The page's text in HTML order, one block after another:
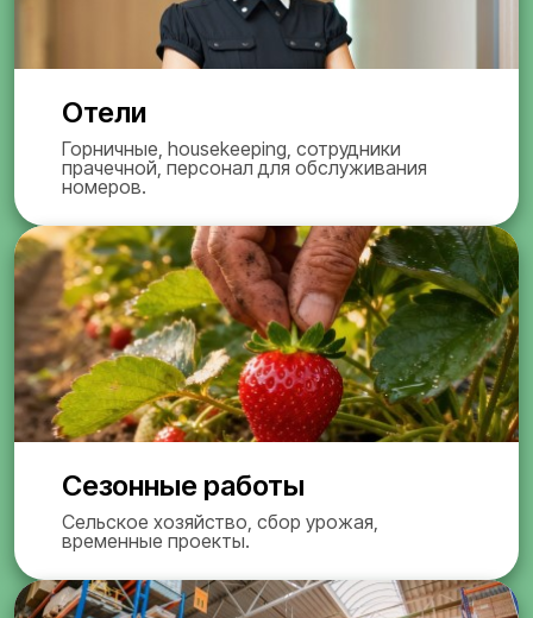
Отели
Горничные, housekeeping, сотрудники
прачечной, персонал для обслуживания
номеров.
Сезонные работы
Сельское хозяйство, сбор урожая,
временные проекты.